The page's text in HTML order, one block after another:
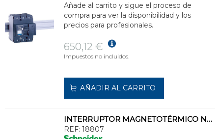
Añade al carrito y sigue el proceso de
compra para ver la disponibilidad y los
precios para profesionales.
650,12 €
Impuestos no incluidos.
AÑADIR AL CARRITO
INTERRUPTOR MAGNETOTÉRMICO NG125L 3P 80A CURVA-C
REF: 18807